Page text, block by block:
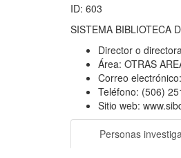
ID: 603
SISTEMA BIBLIOTECA
Director o
Área: OTRAS
Correo electrónico:
Teléfono: (506)
Sitio web:
Personas